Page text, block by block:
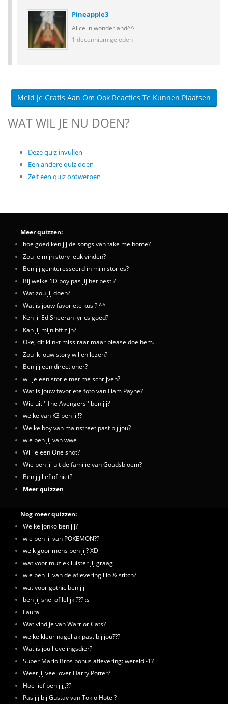
Pineapple3
Alice in wonderland^^
1 decennium geleden
Meld Je Gratis Aan Om Ook Reacties Te Kunnen Plaatsen
WAT WIL JE NU DOEN?
Deze quiz invullen
Een andere quiz doen
Zelf een quiz ontwerpen
Meer quizzen:
hoe goed ken jij de songs van take me home?
Zou je mijn story leuk vinden?
Ben jij geïnteresseerd in mijn stories?
Bij welke 1D boy pas jij het best ?
Wat zou jij doen?
Wat is jouw favoriete kus ? ^^
Ken jij Ed Sheeran lyrics goed?
Kan jij mijn bff zijn?
Oke, dit klinkt miss raar maar please doe hem.
Zou ik jouw story willen lezen?
Ben jij een directioner?
wil je een storie met me schrijven?
Wat is jouw favoriete foto van Liam Payne?
Wie uit ''The Avengers'' ben jij?
welke van K3 ben jij!?
Welke boy van mainstreet past bij jou?
wie ben jij van wwe
Wil je een One shot?
Wie ben jij uit de familie van Goudsbloem?
Ben jij lief of niet?
Meer quizzen
Nog meer quizzen:
Welke jonko ben jij?
wie ben jij van POKEMON??
welk goor mens ben jij? XD
wat voor muziek luister jij graag
wie ben jij van de aflevering lilo & stitch?
wat voor gothic ben jij
ben jij snel of lelijk ??? :s
Laura.
Wat vind je van Warrior Cats?
welke kleur nagellak past bij jou???
Wat is jou lievelingsdier?
Super Mario Bros bonus aflevering: wereld -1?
Weet jij veel over Harry Potter?
Hoe lief ben jij,,??
Pas jij bij Gustav van Tokio Hotel?